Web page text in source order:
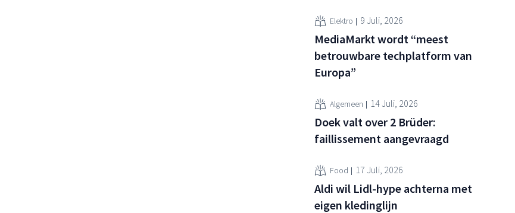
Elektro 9 Juli, 2026
MediaMarkt wordt “meest
betrouwbare techplatform van
Europa”
Algemeen 14 Juli, 2026
Doek valt over 2 Brüder:
faillissement aangevraagd
Food 17 Juli, 2026
Aldi wil Lidl-hype achterna met
eigen kledinglijn